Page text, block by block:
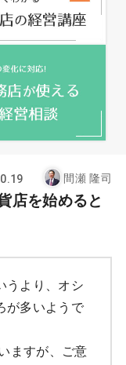
間瀬 隆司
店を始めると
うより、オシ
が多いようで
ますが、ご意